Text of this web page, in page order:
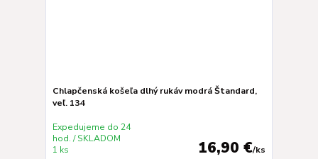
Chlapčenská košeľa dlhý rukáv modrá Štandard,
veľ. 134
16,90 €/ks
Expedujeme do 24
hod. / SKLADOM
1 ks